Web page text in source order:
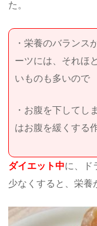
た。
・栄養のバラン
ーツには、それほ
いものも多いので
・お腹を下してし
はお腹を緩くする
ダイエット中に、ド
少なくすると、栄養